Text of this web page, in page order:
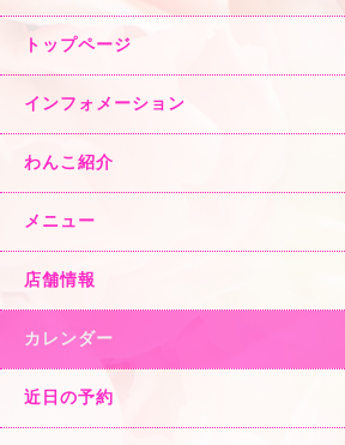
トップページ
インフォメーション
わんこ紹介
メニュー
店舗情報
カレンダー
近日の予約